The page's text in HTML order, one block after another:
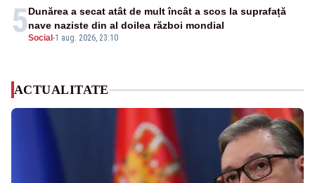
5Social -1 aug. 2026, 23:10
Dunărea a secat atât de mult încât a scos la suprafață
nave naziste din al doilea război mondial
ACTUALITATE